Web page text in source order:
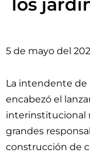
5 de mayo del
La intendente de
encabezó el
interinstitucional
grandes
construcción de